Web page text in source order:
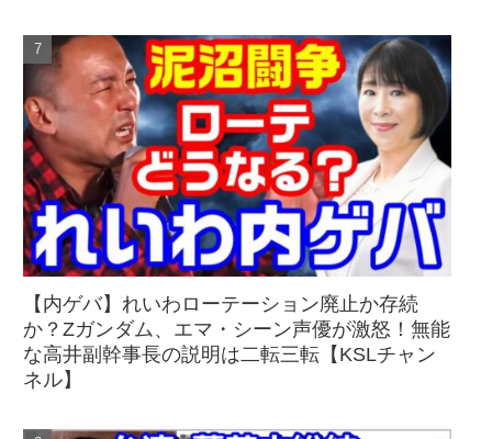
【内ゲバ】れいわローテーション廃止か存続
か？Zガンダム、エマ・シーン声優が激怒！無能
な高井副幹事長の説明は二転三転【KSLチャン
ネル】